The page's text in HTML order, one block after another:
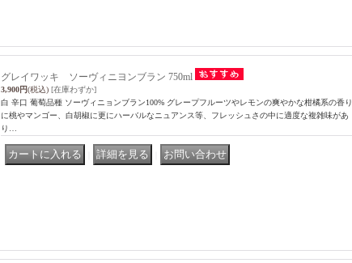
グレイワッキ ソーヴィニヨンブラン 750ml
3,900円(税込) [在庫わずか]
白 辛口 葡萄品種 ソーヴィニョンブラン100% グレープフルーツやレモンの爽やかな柑橘系の香り
に桃やマンゴー、白胡椒に更にハーバルなニュアンス等、フレッシュさの中に適度な複雑味があ
り…